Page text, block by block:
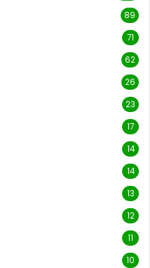
89
71
62
26
23
17
14
14
13
12
11
10